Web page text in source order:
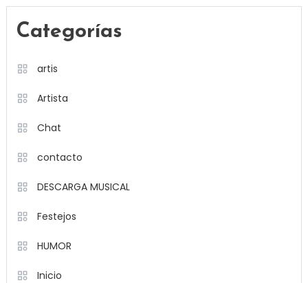
Categorías
artis
Artista
Chat
contacto
DESCARGA MUSICAL
Festejos
HUMOR
Inicio